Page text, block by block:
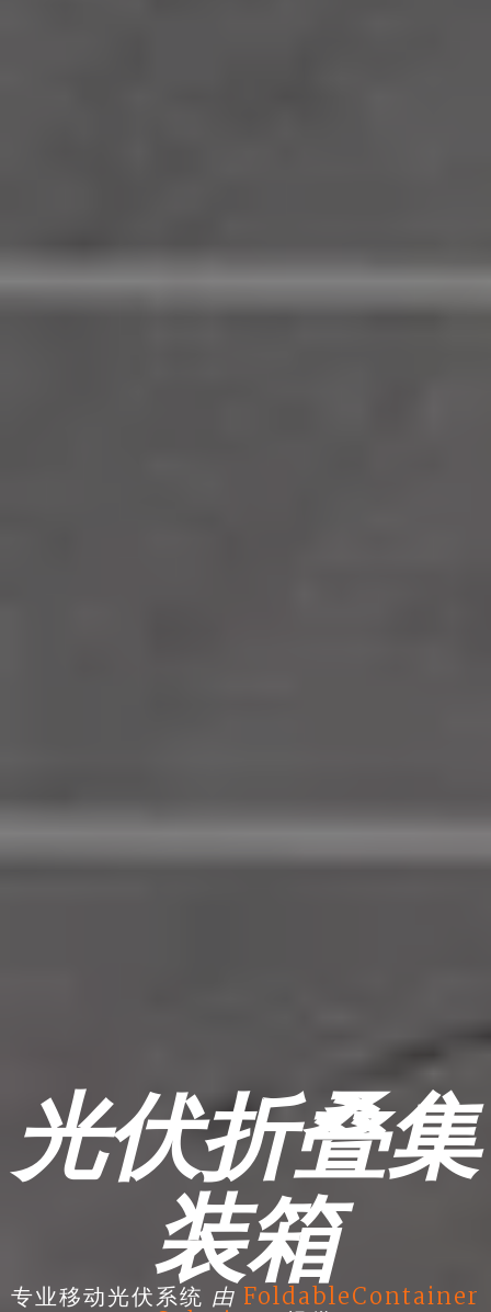
光伏折叠集
装箱
专业移动光伏系统 由 FoldableContainer